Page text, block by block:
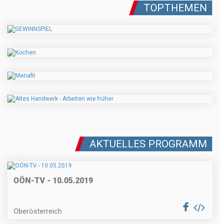
TOPTHEMEN
AKTUELLES PROGRAMM
OÖN-TV - 10.05.2019
Oberösterreich